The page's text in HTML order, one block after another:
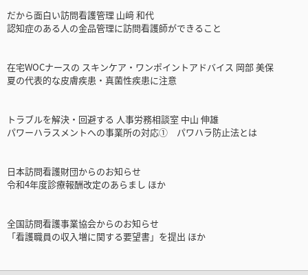
だから面白い訪問看護管理 山﨑 和代
認知症のある人の金品管理に訪問看護師ができること
在宅WOCナースの スキンケア・ワンポイントアドバイス 岡部 美保
夏の代表的な皮膚疾患・真菌性疾患に注意
トラブルを解決・回避する 人事労務相談室 中山 伸雄
パワーハラスメントへの事業所の対応① パワハラ防止法とは
日本訪問看護財団からのお知らせ
令和4年度診療報酬改定のあらまし ほか
全国訪問看護事業協会からのお知らせ
「看護職員の収入増に関する要望書」を提出 ほか